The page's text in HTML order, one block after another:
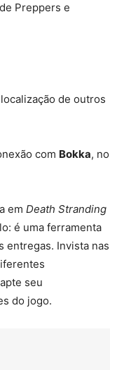
Preppers e
de outros
com Bokka, no
em Death Stranding
é uma ferramenta
entregas. Invista nas
seu
do jogo.